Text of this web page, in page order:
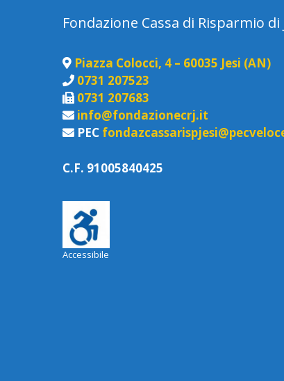
Fondazione Cassa di Risparmio di
Piazza Colocci, 4 – 60035 Jesi (AN)
0731 207523
0731 207683
info@fondazionecrj.it
PEC
C.F. 91005840425
Accessibile